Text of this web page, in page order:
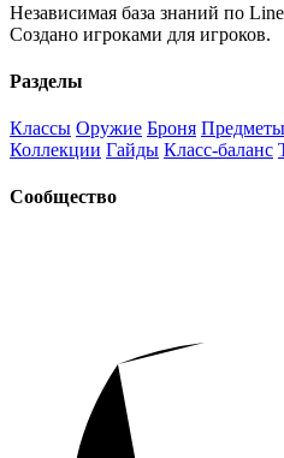
Независимая база знаний по
Создано игроками для игроков.
Разделы
Классы Оружие Броня Предметы
Коллекции Гайды Класс-баланс
Сообщество